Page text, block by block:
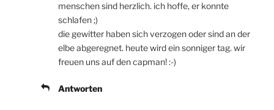
menschen sind herzlich. ich hoffe, er konnte
schlafen ;)
die gewitter haben sich verzogen oder sind an der
elbe abgeregnet. heute wird ein sonniger tag. wir
freuen uns auf den capman! :-)
Antworten